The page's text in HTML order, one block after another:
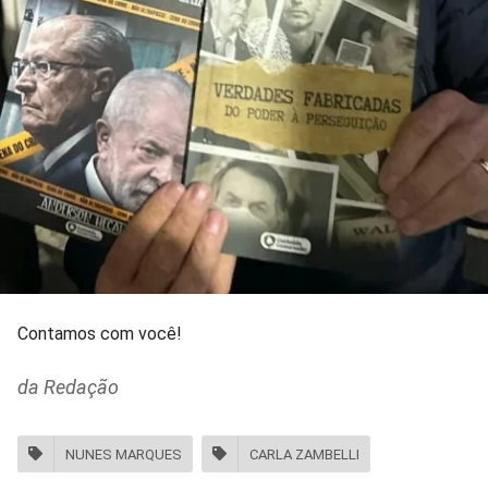
Contamos com você!
da Redação
NUNES MARQUES CARLA ZAMBELLI